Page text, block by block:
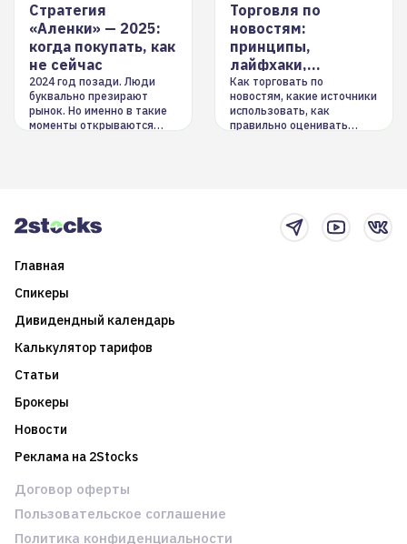
Стратегия
«Аленки» — 2025:
когда покупать, как
не сейчас
2024 год позади. Люди
буквально презирают
рынок. Но именно в такие
моменты открываются
Торговля по
новостям:
принципы,
лайфхаки,
инструменты
Как торговать по
новостям, какие источники
использовать, как
правильно оценивать
Главная
Спикеры
Дивидендный календарь
Калькулятор тарифов
Статьи
Брокеры
Новости
Реклама на 2Stocks
Договор оферты
Пользовательское соглашение
Политика конфиденциальности